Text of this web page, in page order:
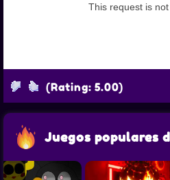
(Rating: 5.00)
Juegos populares